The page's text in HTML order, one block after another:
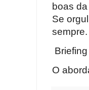
boas
Se
sempre.
Briefing
O